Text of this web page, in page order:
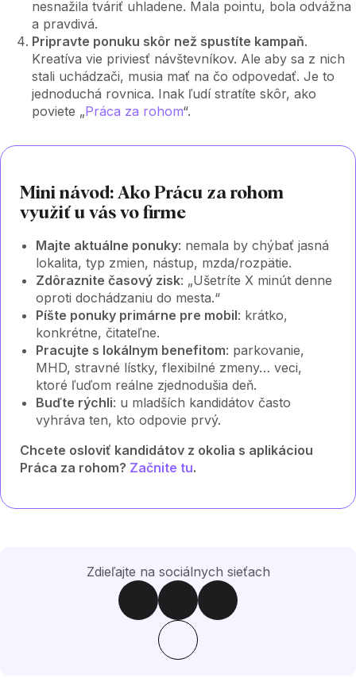
nesnažila tváriť uhladene. Mala pointu, bola odvážna
a pravdivá.
Pripravte ponuku skôr než spustíte kampaň.
Kreatíva vie priviesť návštevníkov. Ale aby sa z nich
stali uchádzači, musia mať na čo odpovedať. Je to
jednoduchá rovnica. Inak ľudí stratíte skôr, ako
poviete „Práca za rohom“.
Mini návod: Ako Prácu za rohom
využiť u vás vo firme
Majte aktuálne ponuky: nemala by chýbať jasná
lokalita, typ zmien, nástup, mzda/rozpätie.
Zdôraznite časový zisk: „Ušetríte X minút denne
oproti dochádzaniu do mesta.“
Píšte ponuky primárne pre mobil: krátko,
konkrétne, čitateľne.
Pracujte s lokálnym benefitom: parkovanie,
MHD, stravné lístky, flexibilné zmeny… veci,
ktoré ľuďom reálne zjednodušia deň.
Buďte rýchli: u mladších kandidátov často
vyhráva ten, kto odpovie prvý.
Chcete osloviť kandidátov z okolia s aplikáciou
Práca za rohom? Začnite tu.
Zdieľajte na sociálnych sieťach